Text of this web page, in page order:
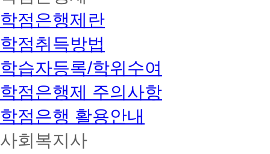
학점은행제란
학점취득방법
학습자등록/학위수여
학점은행제 주의사항
학점은행 활용안내
사회복지사